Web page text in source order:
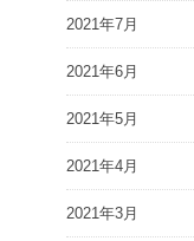
2021年7月
2021年6月
2021年5月
2021年4月
2021年3月